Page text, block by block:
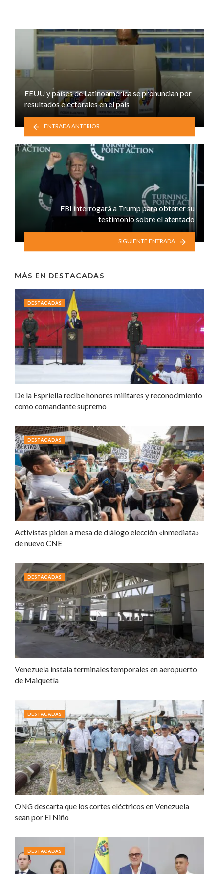
EEUU y países de Latinoamérica se pronuncian por
resultados electorales en el país
ENTRADA ANTERIOR
FBI interrogará a Trump para obtener su
testimonio sobre el atentado
SIGUIENTE ENTRADA
MÁS EN DESTACADAS
De la Espriella recibe honores militares y reconocimiento
como comandante supremo
DESTACADAS
Activistas piden a mesa de diálogo elección «inmediata»
de nuevo CNE
DESTACADAS
Venezuela instala terminales temporales en aeropuerto
de Maiquetía
DESTACADAS
ONG descarta que los cortes eléctricos en Venezuela
sean por El Niño
DESTACADAS
DESTACADAS